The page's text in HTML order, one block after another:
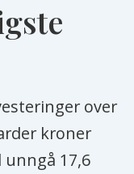
over
kroner
17,6